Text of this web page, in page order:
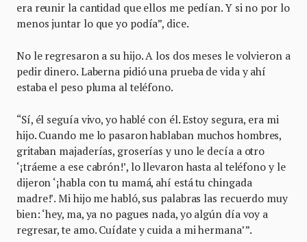
era reunir la cantidad que ellos me pedían. Y si no por lo
menos juntar lo que yo podía”, dice.
No le regresaron a su hijo. A los dos meses le volvieron a
pedir dinero. Laberna pidió una prueba de vida y ahí
estaba el peso pluma al teléfono.
“Sí, él seguía vivo, yo hablé con él. Estoy segura, era mi
hijo. Cuando me lo pasaron hablaban muchos hombres,
gritaban majaderías, groserías y uno le decía a otro
‘¡tráeme a ese cabrón!’, lo llevaron hasta al teléfono y le
dijeron ‘¡habla con tu mamá, ahí está tu chingada
madre!’. Mi hijo me habló, sus palabras las recuerdo muy
bien: ‘hey, ma, ya no pagues nada, yo algún día voy a
regresar, te amo. Cuídate y cuida a mi hermana’”.